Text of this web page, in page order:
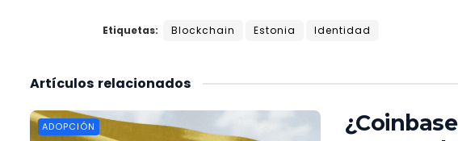
Etiquetas: Blockchain Estonia Identidad
relacionados
Artículos
ADOPCIÓN